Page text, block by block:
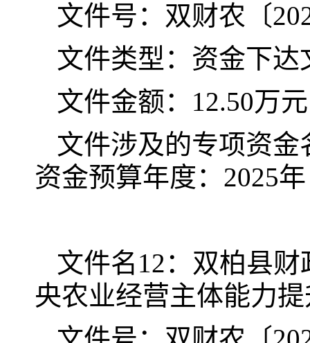
文件号：双财农〔
文件类型：资金下达
文件金额：12.50万元
文件涉及的专项资
资金预算年度：2025年
文件名12：双柏县
央农业经营主体能力